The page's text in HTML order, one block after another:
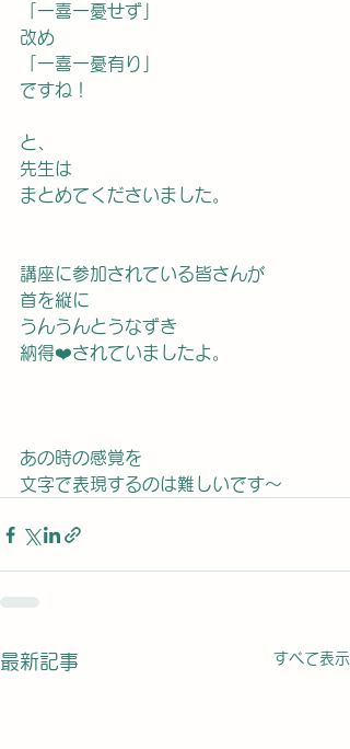
「一喜一憂せず」
改め
「一喜一憂有り」
ですね！
と、
先生は
まとめてくださいました。
講座に参加されている皆さんが
首を縦に
うんうんとうなずき
納得❤️されていましたよ。
あの時の感覚を
文字で表現するのは難しいです〜
最新記事 すべて表示